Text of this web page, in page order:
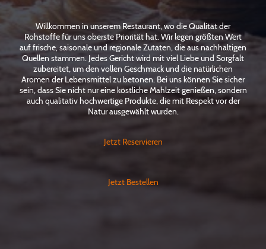
Willkommen in unserem Restaurant, wo die Qualität der
Rohstoffe für uns oberste Priorität hat. Wir legen größten Wert
auf frische, saisonale und regionale Zutaten, die aus nachhaltigen
Quellen stammen. Jedes Gericht wird mit viel Liebe und Sorgfalt
zubereitet, um den vollen Geschmack und die natürlichen
Aromen der Lebensmittel zu betonen. Bei uns können Sie sicher
sein, dass Sie nicht nur eine köstliche Mahlzeit genießen, sondern
auch qualitativ hochwertige Produkte, die mit Respekt vor der
Natur ausgewählt wurden.
Jetzt Reservieren
Jetzt Bestellen